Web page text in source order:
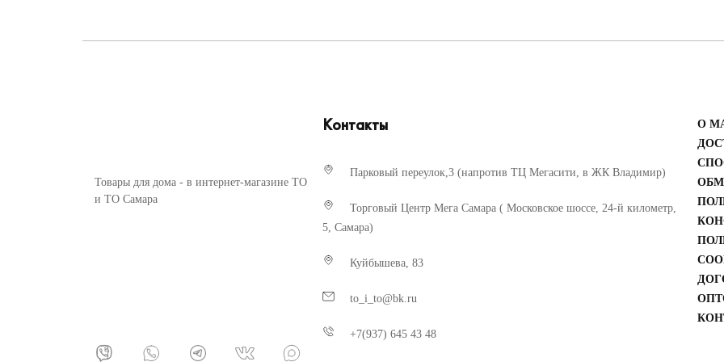
Товары для дома - в интернет-магазине ТО
и ТО Самара
Контакты
Парковый переулок,3 (напротив ТЦ Мегасити, в ЖК Владимир)
Торговый Центр Мега Самара ( Московское шоссе, 24-й километр,
5, Самара)
Куйбышева, 83
to_i_to@bk.ru
+7(937) 645 43 48
О